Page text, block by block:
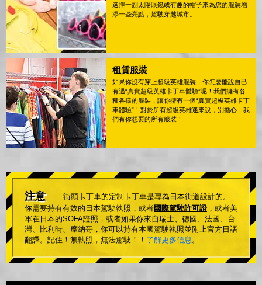
選擇一副太陽眼鏡或有趣的帽子來為您的服裝增
添一些亮點，駕駛穿越城市。
租賃服裝
如果你沒有穿上超級英雄服裝，你怎麼能說自己
有過“真實超級英雄卡丁車體驗”呢！我們擁有各
種各樣的服裝，讓你擁有一個“真實超級英雄卡丁
車體驗”！對於所有超級英雄迷來說，別擔心，我
們有你想要的所有服裝！
注意
街頭卡丁車的定制卡丁車是專為日本街道設計的。
你需要持有有效的日本駕駛執照，或者國際駕駛許可證 ，或者美
軍在日本的SOFA證照，或者如果你來自瑞士、德國、法國、台
灣、比利時、摩納哥，你可以持有本國駕駛執照並附上官方日語
翻譯。記住！無執照，無法駕駛！！ 了解更多信息 。